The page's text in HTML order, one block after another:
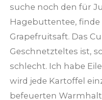
suche noch den für
Hagebuttentee, finde
Grapefruitsaft. Das
Geschnetzteltes ist,
schlecht. Ich habe
wird jede Kartoffel
befeuerten